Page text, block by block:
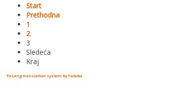
Start
Prethodna
1
2
3
Sledeća
Kraj
FaLang translation system by Faboba